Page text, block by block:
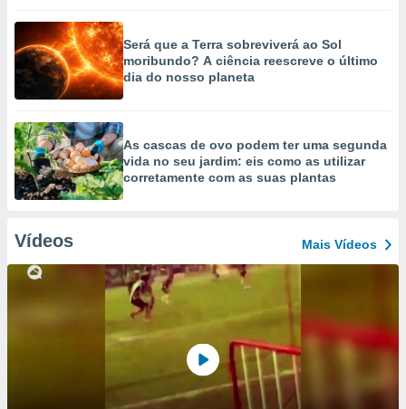
Será que a Terra sobreviverá ao Sol
moribundo? A ciência reescreve o último
dia do nosso planeta
As cascas de ovo podem ter uma segunda
vida no seu jardim: eis como as utilizar
corretamente com as suas plantas
Vídeos Mais Vídeos